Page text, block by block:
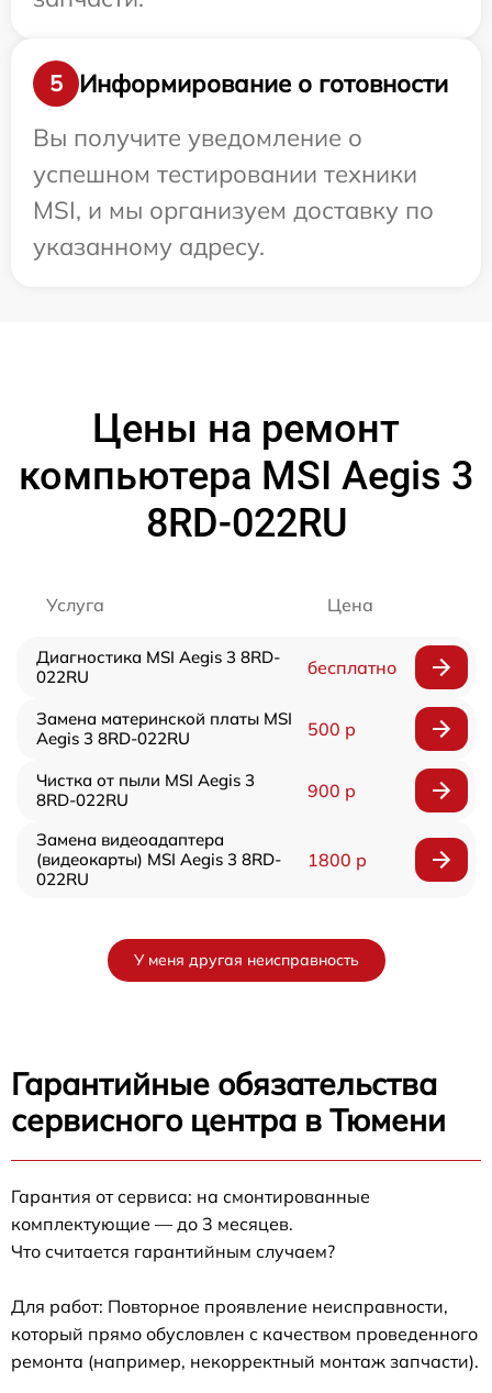
5
Информирование о готовности
Вы получите уведомление о
успешном тестировании техники
MSI, и мы организуем доставку по
указанному адресу.
Цены на ремонт
компьютера MSI Aegis 3
8RD-022RU
Услуга Цена
Диагностика MSI Aegis 3 8RD-
022RU
бесплатно
Замена материнской платы MSI
Aegis 3 8RD-022RU
500 р
Чистка от пыли MSI Aegis 3
8RD-022RU
900 р
Замена видеоадаптера
(видеокарты) MSI Aegis 3 8RD-
022RU
1800 р
У меня другая неисправность
Гарантийные обязательства
сервисного центра в Тюмени
Гарантия от сервиса: на смонтированные
комплектующие — до 3 месяцев.
Что считается гарантийным случаем?
Для работ: Повторное проявление неисправности,
который прямо обусловлен с качеством проведенного
ремонта (например, некорректный монтаж запчасти).